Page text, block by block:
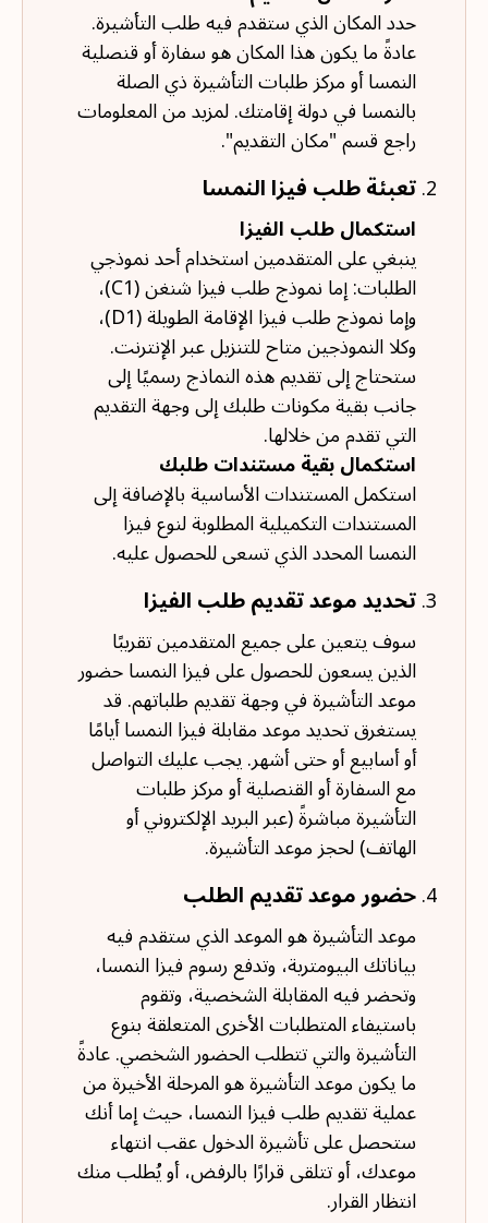
حدد المكان الذي ستقدم فيه طلب التأشيرة.
عادةً ما يكون هذا المكان هو سفارة أو قنصلية
النمسا أو مركز طلبات التأشيرة ذي الصلة
بالنمسا في دولة إقامتك. لمزيد من المعلومات
راجع قسم "مكان التقديم".
تعبئة طلب فيزا النمسا
استكمال طلب الفيزا
ينبغي على المتقدمين استخدام أحد نموذجي
الطلبات: إما نموذج طلب فيزا شنغن (C1)،
وإما نموذج طلب فيزا الإقامة الطويلة (D1)،
وكلا النموذجين متاح للتنزيل عبر الإنترنت.
ستحتاج إلى تقديم هذه النماذج رسميًا إلى
جانب بقية مكونات طلبك إلى وجهة التقديم
التي تقدم من خلالها.
استكمال بقية مستندات طلبك
استكمل المستندات الأساسية بالإضافة إلى
المستندات التكميلية المطلوبة لنوع فيزا
النمسا المحدد الذي تسعى للحصول عليه.
تحديد موعد تقديم طلب الفيزا
سوف يتعين على جميع المتقدمين تقريبًا
الذين يسعون للحصول على فيزا النمسا حضور
موعد التأشيرة في وجهة تقديم طلباتهم. قد
يستغرق تحديد موعد مقابلة فيزا النمسا أيامًا
أو أسابيع أو حتى أشهر. يجب عليك التواصل
مع السفارة أو القنصلية أو مركز طلبات
التأشيرة مباشرةً (عبر البريد الإلكتروني أو
الهاتف) لحجز موعد التأشيرة.
حضور موعد تقديم الطلب
موعد التأشيرة هو الموعد الذي ستقدم فيه
بياناتك البيومترية، وتدفع رسوم فيزا النمسا،
وتحضر فيه المقابلة الشخصية، وتقوم
باستيفاء المتطلبات الأخرى المتعلقة بنوع
التأشيرة والتي تتطلب الحضور الشخصي. عادةً
ما يكون موعد التأشيرة هو المرحلة الأخيرة من
عملية تقديم طلب فيزا النمسا، حيث إما أنك
ستحصل على تأشيرة الدخول عقب انتهاء
موعدك، أو تتلقى قرارًا بالرفض، أو يُطلب منك
انتظار القرار.